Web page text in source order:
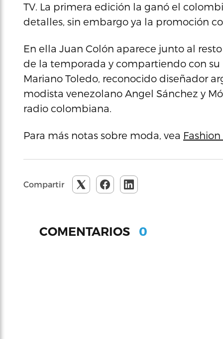
TV. La primera edición la ganó el
detalles, sin embargo ya la promoción
En ella Juan Colón aparece junto al
de la temporada y compartiendo con su
Mariano Toledo, reconocido diseñador
modista venezolano Angel Sánchez y
radio colombiana.
Para más notas sobre moda, vea
Compartir
COMENTARIOS 0